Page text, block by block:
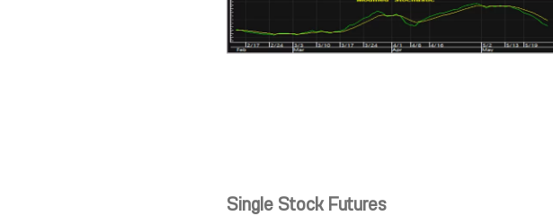
Single Stock Futures